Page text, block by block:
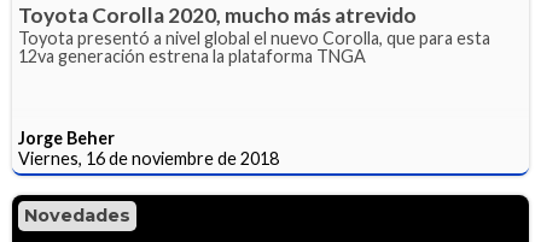
Toyota Corolla 2020, mucho más atrevido
Toyota presentó a nivel global el nuevo Corolla, que para esta
12va generación estrena la plataforma TNGA
Jorge Beher
Viernes, 16 de noviembre de 2018
Novedades